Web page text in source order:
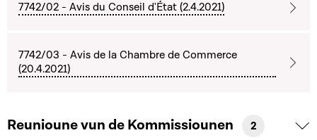
7742/02 - Avis du Conseil d'État (2.4.2021)
7742/03 - Avis de la Chambre de Commerce
(20.4.2021)
Reunioune vun de Kommissiounen 2